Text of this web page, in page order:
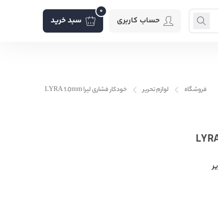
حساب کاربری سبد خرید
0
فروشگاه لوازم تحریر خودکار فشاری لیرا LYRA 1.0mm